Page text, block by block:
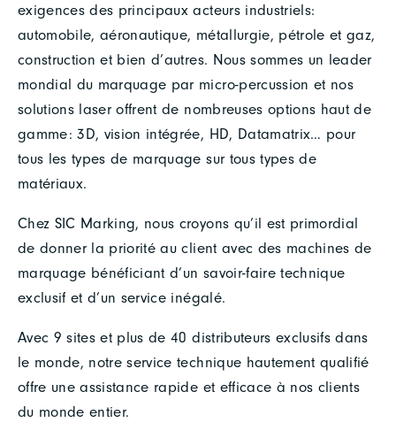
exigences des principaux acteurs industriels:
automobile, aéronautique, métallurgie, pétrole et gaz,
construction et bien d’autres. Nous sommes un leader
mondial du marquage par micro-percussion et nos
solutions laser offrent de nombreuses options haut de
gamme: 3D, vision intégrée, HD, Datamatrix… pour
tous les types de marquage sur tous types de
matériaux.
Chez SIC Marking, nous croyons qu’il est primordial
de donner la priorité au client avec des machines de
marquage bénéficiant d’un savoir-faire technique
exclusif et d’un service inégalé.
Avec 9 sites et plus de 40 distributeurs exclusifs dans
le monde, notre service technique hautement qualifié
offre une assistance rapide et efficace à nos clients
du monde entier.